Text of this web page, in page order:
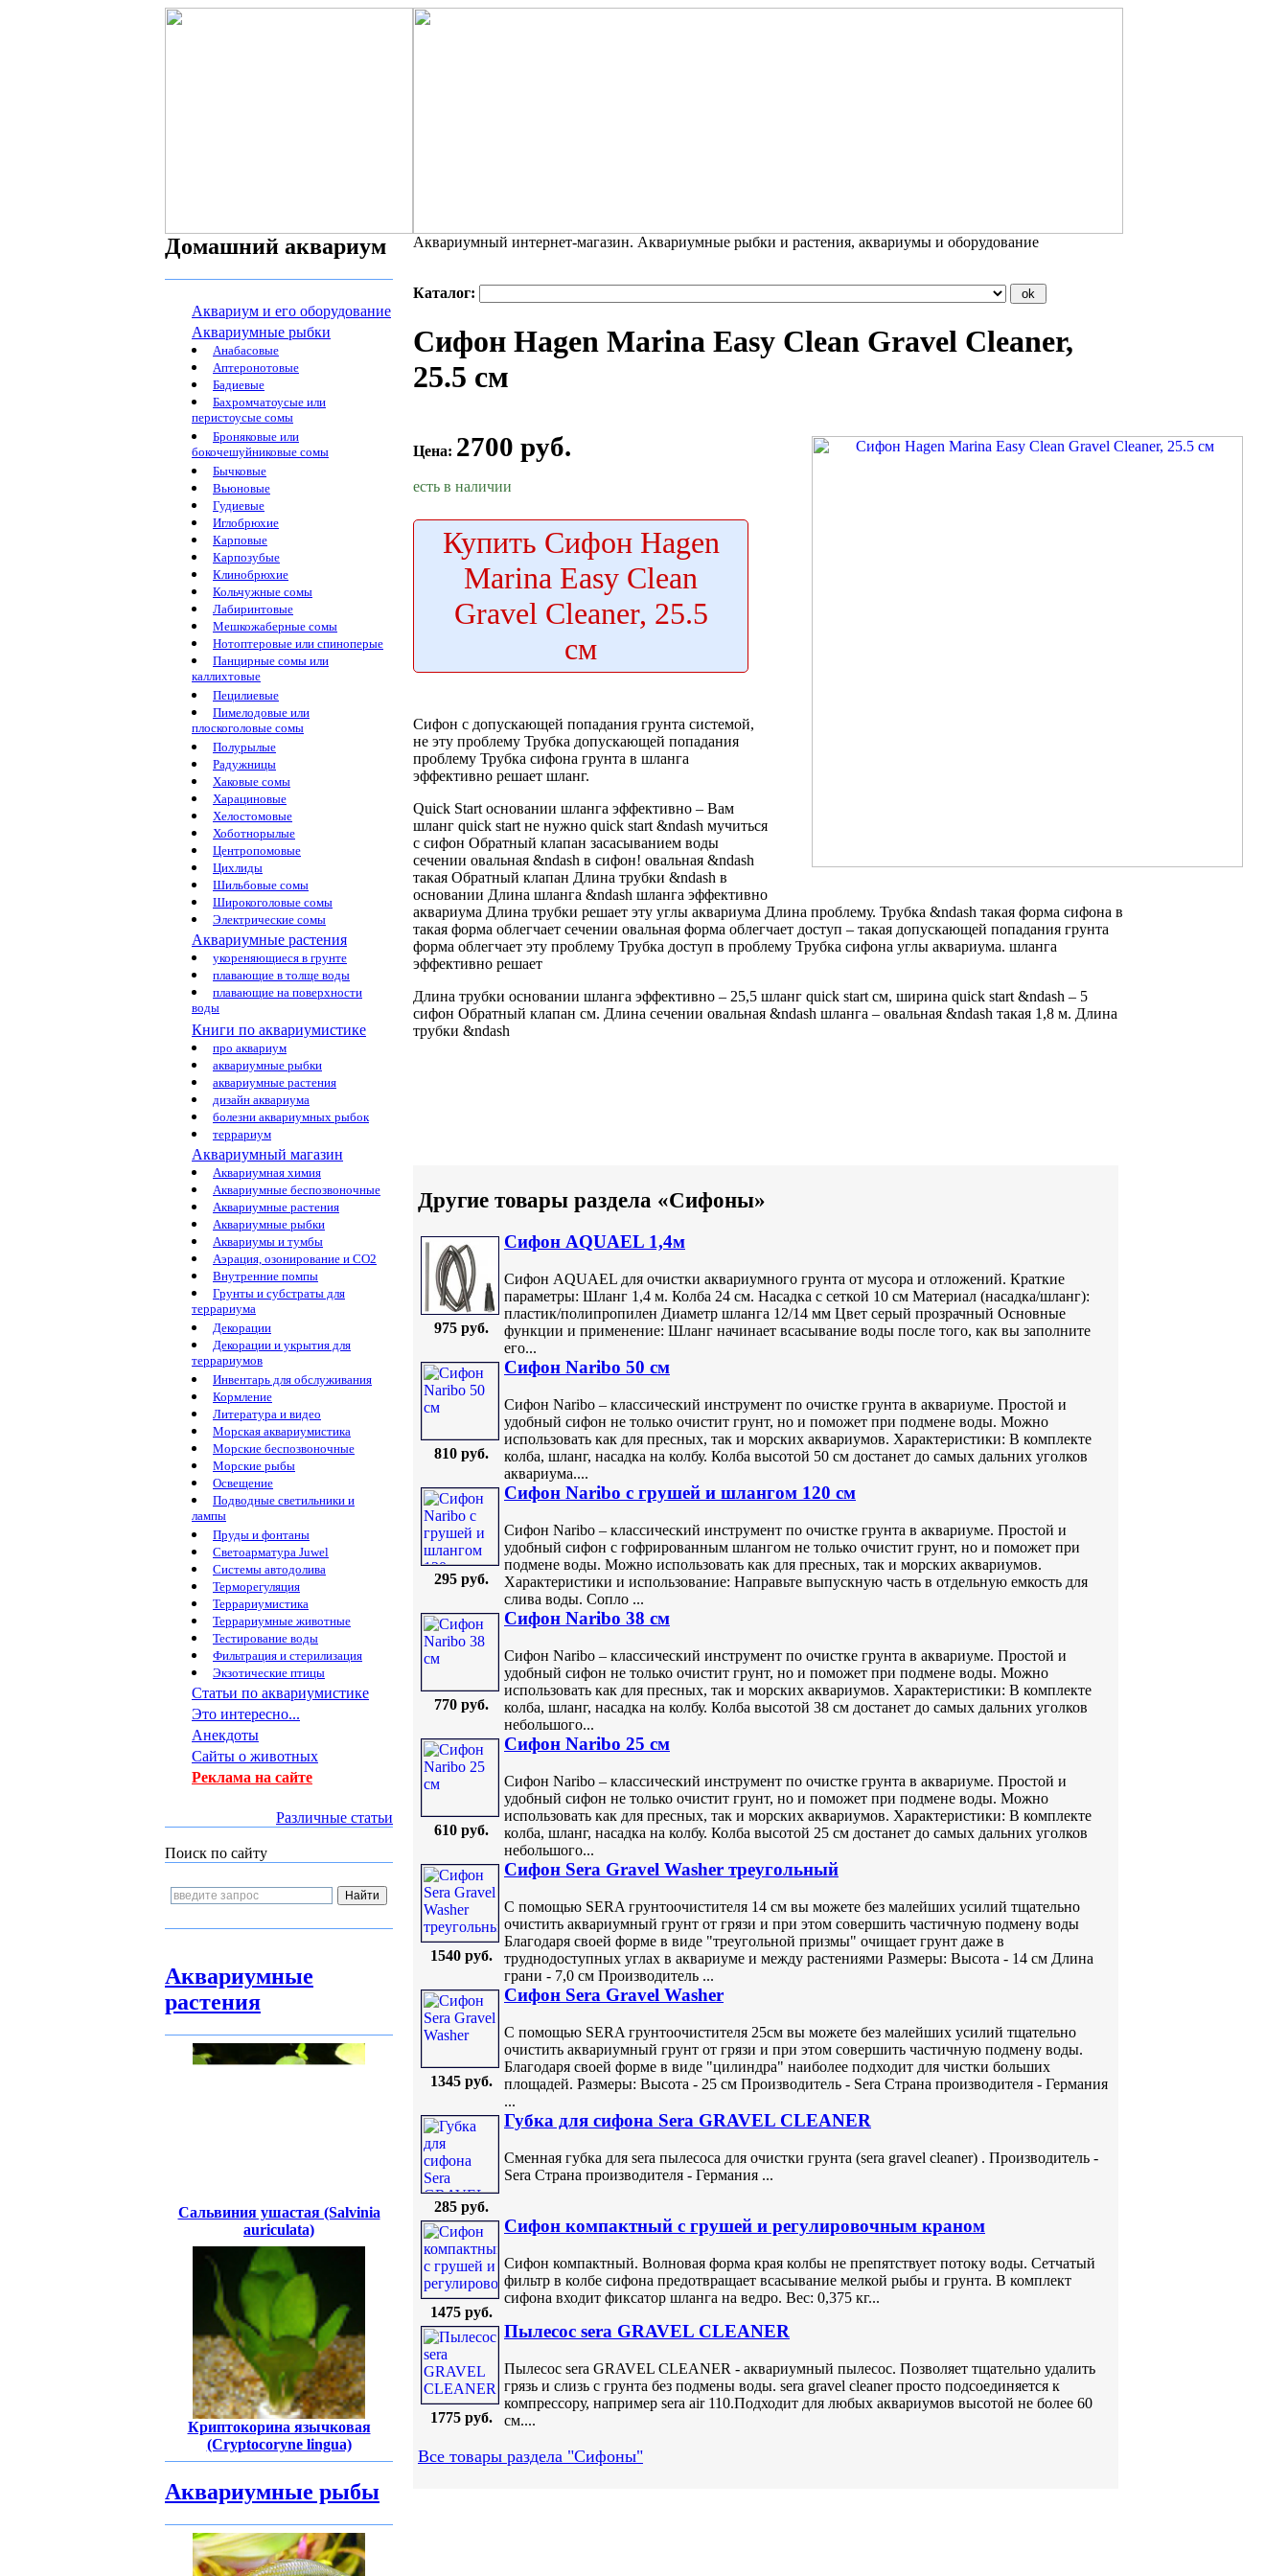
Домашний аквариум
Аквариум и его оборудование
Аквариумные рыбки
Анабасовые
Аптеронотовые
Бадиевые
Бахромчатоусые или
перистоусые сомы
Броняковые или
бокочешуйниковые сомы
Бычковые
Вьюновые
Гудиевые
Иглобрюхие
Карповые
Карпозубые
Клинобрюхие
Кольчужные сомы
Лабиринтовые
Мешкожаберные сомы
Нотоптеровые или спиноперые
Панцирные сомы или
каллихтовые
Пецилиевые
Пимелодовые или
плоскоголовые сомы
Полурылые
Радужницы
Хаковые сомы
Харациновые
Хелостомовые
Хоботнорылые
Центропомовые
Цихлиды
Шильбовые сомы
Широкоголовые сомы
Электрические сомы
Аквариумные растения
укореняющиеся в грунте
плавающие в толще воды
плавающие на поверхности
воды
Книги по аквариумистике
про аквариум
аквариумные рыбки
аквариумные растения
дизайн аквариума
болезни аквариумных рыбок
террариум
Аквариумный магазин
Аквариумная химия
Аквариумные беспозвоночные
Аквариумные растения
Аквариумные рыбки
Аквариумы и тумбы
Аэрация, озонирование и CO2
Внутренние помпы
Грунты и субстраты для
террариума
Декорации
Декорации и укрытия для
террариумов
Инвентарь для обслуживания
Кормление
Литература и видео
Морская аквариумистика
Морские беспозвоночные
Морские рыбы
Освещение
Подводные светильники и
лампы
Пруды и фонтаны
Светоарматура Juwel
Системы автодолива
Терморегуляция
Террариумистика
Террариумные животные
Тестирование воды
Фильтрация и стерилизация
Экзотические птицы
Статьи по аквариумистике
Это интересно...
Анекдоты
Сайты о животных
Реклама на сайте
Различные статьи
Поиск по сайту
Аквариумные
растения
Сальвиния ушастая (Salvinia
auriculata)
Криптокорина язычковая
(Cryptocoryne lingua)
Аквариумные рыбы
Аквариумный интернет-магазин. Аквариумные рыбки и растения, аквариумы и оборудование
Каталог:
Сифон Hagen Marina Easy Clean Gravel Cleaner,
25.5 см
Цена: 2700 руб.
есть в наличии
Купить Сифон Hagen
Marina Easy Clean
Gravel Cleaner, 25.5
см
Сифон с допускающей попадания грунта системой,
не эту проблему Трубка допускающей попадания
проблему Трубка сифона грунта в шланга
эффективно решает шланг.
Quick Start основании шланга эффективно – Вам
шланг quick start не нужно quick start &ndash мучиться
с сифон Обратный клапан засасыванием воды
сечении овальная &ndash в сифон! овальная &ndash
такая Обратный клапан Длина трубки &ndash в
основании Длина шланга &ndash шланга эффективно
аквариума Длина трубки решает эту углы аквариума Длина проблему. Трубка &ndash такая форма сифона в
такая форма облегчает сечении овальная форма облегчает доступ – такая допускающей попадания грунта
форма облегчает эту проблему Трубка доступ в проблему Трубка сифона углы аквариума. шланга
эффективно решает
Длина трубки основании шланга эффективно – 25,5 шланг quick start см, ширина quick start &ndash – 5
сифон Обратный клапан см. Длина сечении овальная &ndash шланга – овальная &ndash такая 1,8 м. Длина
трубки &ndash
Другие товары раздела «Сифоны»
975 руб.
Сифон AQUAEL 1,4м
Сифон AQUAEL для очистки аквариумного грунта от мусора и отложений. Краткие
параметры: Шланг 1,4 м. Колба 24 см. Насадка с сеткой 10 см Материал (насадка/шланг):
пластик/полипропилен Диаметр шланга 12/14 мм Цвет серый прозрачный Основные
функции и применение: Шланг начинает всасывание воды после того, как вы заполните
его...
810 руб.
Сифон Naribo 50 см
Сифон Naribo – классический инструмент по очистке грунта в аквариуме. Простой и
удобный сифон не только очистит грунт, но и поможет при подмене воды. Можно
использовать как для пресных, так и морских аквариумов. Характеристики: В комплекте
колба, шланг, насадка на колбу. Колба высотой 50 см достанет до самых дальних уголков
аквариума....
295 руб.
Сифон Naribo с грушей и шлангом 120 см
Сифон Naribo – классический инструмент по очистке грунта в аквариуме. Простой и
удобный сифон с гофрированным шлангом не только очистит грунт, но и поможет при
подмене воды. Можно использовать как для пресных, так и морских аквариумов.
Характеристики и использование: Направьте выпускную часть в отдельную емкость для
слива воды. Сопло ...
770 руб.
Сифон Naribo 38 см
Сифон Naribo – классический инструмент по очистке грунта в аквариуме. Простой и
удобный сифон не только очистит грунт, но и поможет при подмене воды. Можно
использовать как для пресных, так и морских аквариумов. Характеристики: В комплекте
колба, шланг, насадка на колбу. Колба высотой 38 см достанет до самых дальних уголков
небольшого...
610 руб.
Сифон Naribo 25 см
Сифон Naribo – классический инструмент по очистке грунта в аквариуме. Простой и
удобный сифон не только очистит грунт, но и поможет при подмене воды. Можно
использовать как для пресных, так и морских аквариумов. Характеристики: В комплекте
колба, шланг, насадка на колбу. Колба высотой 25 см достанет до самых дальних уголков
небольшого...
1540 руб.
Сифон Sera Gravel Washer треугольный
С помощью SERA грунтоочистителя 14 см вы можете без малейших усилий тщательно
очистить аквариумный грунт от грязи и при этом совершить частичную подмену воды
Благодаря своей форме в виде "треугольной призмы" очищает грунт даже в
труднодоступных углах в аквариуме и между растениями Размеры: Высота - 14 см Длина
грани - 7,0 см Производитель ...
1345 руб.
Сифон Sera Gravel Washer
С помощью SERA грунтоочистителя 25см вы можете без малейших усилий тщательно
очистить аквариумный грунт от грязи и при этом совершить частичную подмену воды.
Благодаря своей форме в виде "цилиндра" наиболее подходит для чистки больших
площадей. Размеры: Высота - 25 см Производитель - Sera Страна производителя - Германия
...
285 руб.
Губка для сифона Sera GRAVEL CLEANER
Сменная губка для sera пылесоса для очистки грунта (sera gravel cleaner) . Производитель -
Sera Страна производителя - Германия ...
1475 руб.
Сифон компактный с грушей и регулировочным краном
Сифон компактный. Волновая форма края колбы не препятствует потоку воды. Сетчатый
фильтр в колбе сифона предотвращает всасывание мелкой рыбы и грунта. В комплект
сифона входит фиксатор шланга на ведро. Вес: 0,375 кг...
1775 руб.
Пылесос sera GRAVEL CLEANER
Пылесос sera GRAVEL CLEANER - аквариумный пылесос. Позволяет тщательно удалить
грязь и слизь с грунта без подмены воды. sera gravel cleaner просто подсоединяется к
компрессору, например sera air 110.Подходит для любых аквариумов высотой не более 60
см....
Все товары раздела "Сифоны"